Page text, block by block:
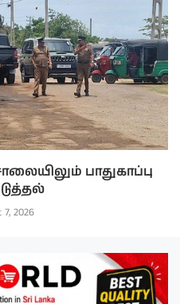
பாதுகாப்பு
2026